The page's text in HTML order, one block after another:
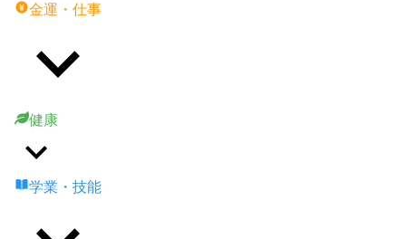
金運・仕事
健康
学業・技能